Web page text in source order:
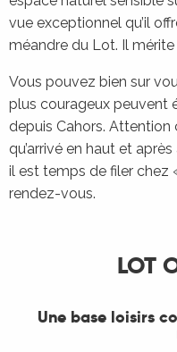
vue exceptionnel qu’il
méandre du Lot. Il mérite
Vous pouvez bien sur
plus courageux peuvent
depuis Cahors. Attention
qu’arrivé en haut et
il est temps de filer chez
rendez-vous.
LOT
Une base loisirs